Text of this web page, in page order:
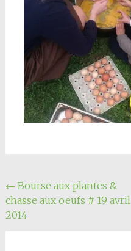
Navigation
de
← Bourse aux plantes &
chasse aux oeufs # 19 avril
2014